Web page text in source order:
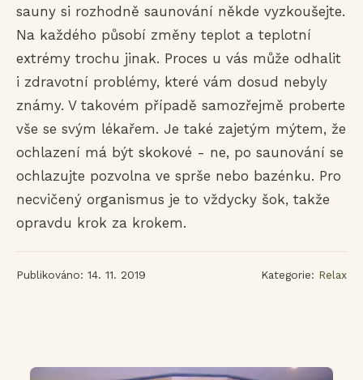
sauny si rozhodně saunování někde vyzkoušejte.
Na každého působí změny teplot a teplotní
extrémy trochu jinak. Proces u vás může odhalit
i zdravotní problémy, které vám dosud nebyly
známy. V takovém případě samozřejmě proberte
vše se svým lékařem. Je také zajetým mýtem, že
ochlazení má být skokové - ne, po saunování se
ochlazujte pozvolna ve sprše nebo bazénku. Pro
necvičený organismus je to vždycky šok, takže
opravdu krok za krokem.
Publikováno: 14. 11. 2019 Kategorie: Relax